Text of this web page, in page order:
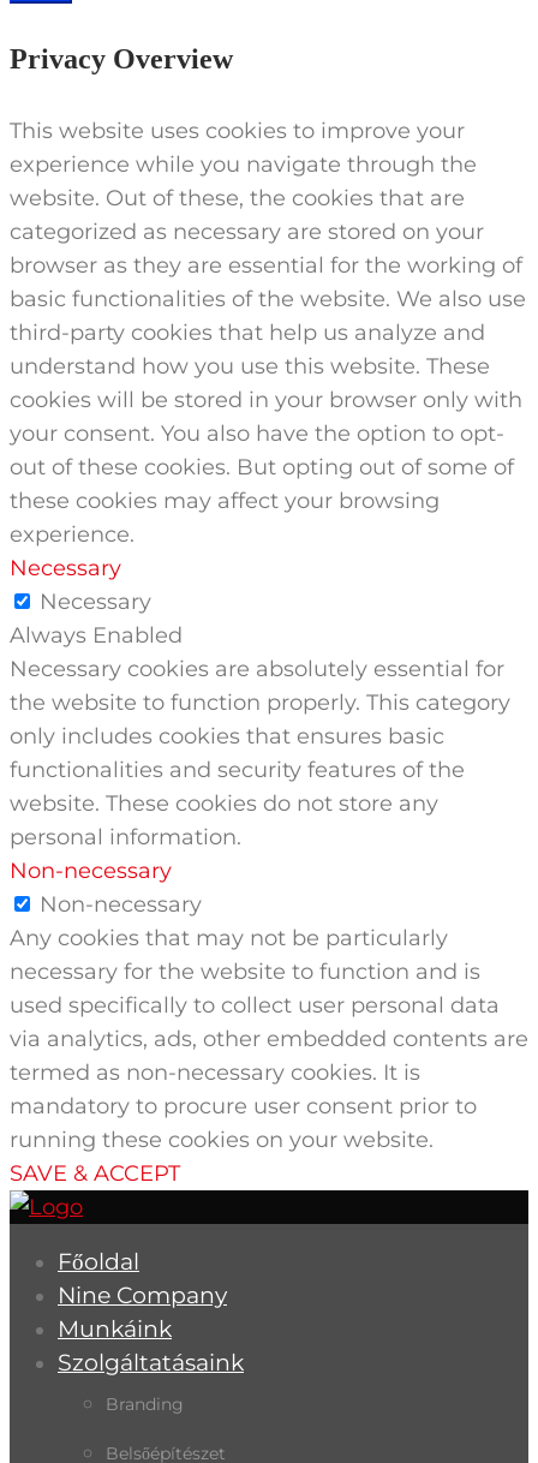
Privacy Overview
This website uses cookies to improve your
experience while you navigate through the
website. Out of these, the cookies that are
categorized as necessary are stored on your
browser as they are essential for the working of
basic functionalities of the website. We also use
third-party cookies that help us analyze and
understand how you use this website. These
cookies will be stored in your browser only with
your consent. You also have the option to opt-
out of these cookies. But opting out of some of
these cookies may affect your browsing
experience.
Necessary
Necessary
Always Enabled
Necessary cookies are absolutely essential for
the website to function properly. This category
only includes cookies that ensures basic
functionalities and security features of the
website. These cookies do not store any
personal information.
Non-necessary
Non-necessary
Any cookies that may not be particularly
necessary for the website to function and is
used specifically to collect user personal data
via analytics, ads, other embedded contents are
termed as non-necessary cookies. It is
mandatory to procure user consent prior to
running these cookies on your website.
SAVE & ACCEPT
Főoldal
Nine Company
Munkáink
Szolgáltatásaink
Branding
Belsőépítészet